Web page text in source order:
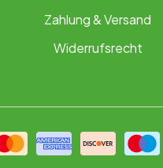
Zahlung & Versand
Widerrufsrecht